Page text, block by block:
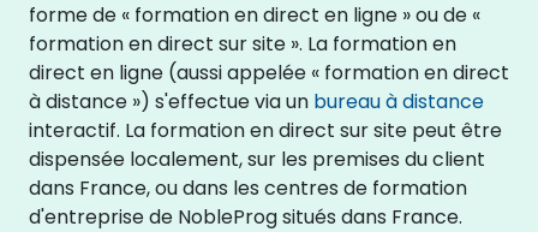
forme de « formation en direct en ligne » ou de «
formation en direct sur site ». La formation en
direct en ligne (aussi appelée « formation en direct
à distance ») s'effectue via un bureau à distance
interactif. La formation en direct sur site peut être
dispensée localement, sur les premises du client
dans France, ou dans les centres de formation
d'entreprise de NobleProg situés dans France.